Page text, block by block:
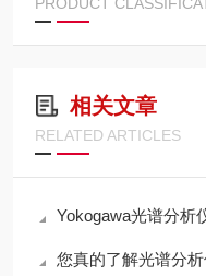
相关文章
RELATED ARTICLES
Yokogawa光谱分析
您真的了解光谱分析